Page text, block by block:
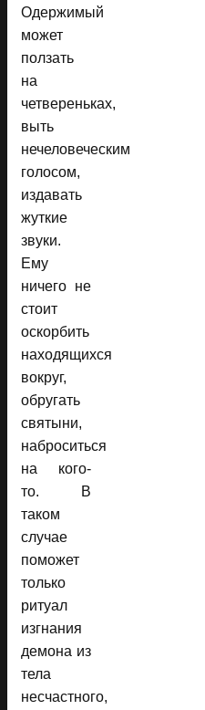
Одержимый
может
ползать
на
четвереньках,
выть
нечеловеческим
голосом,
издавать
жуткие
звуки.
Ему
ничего не
стоит
оскорбить
находящихся
вокруг,
обругать
святыни,
наброситься
на кого-
то. В
таком
случае
поможет
только
ритуал
изгнания
демона из
тела
несчастного,